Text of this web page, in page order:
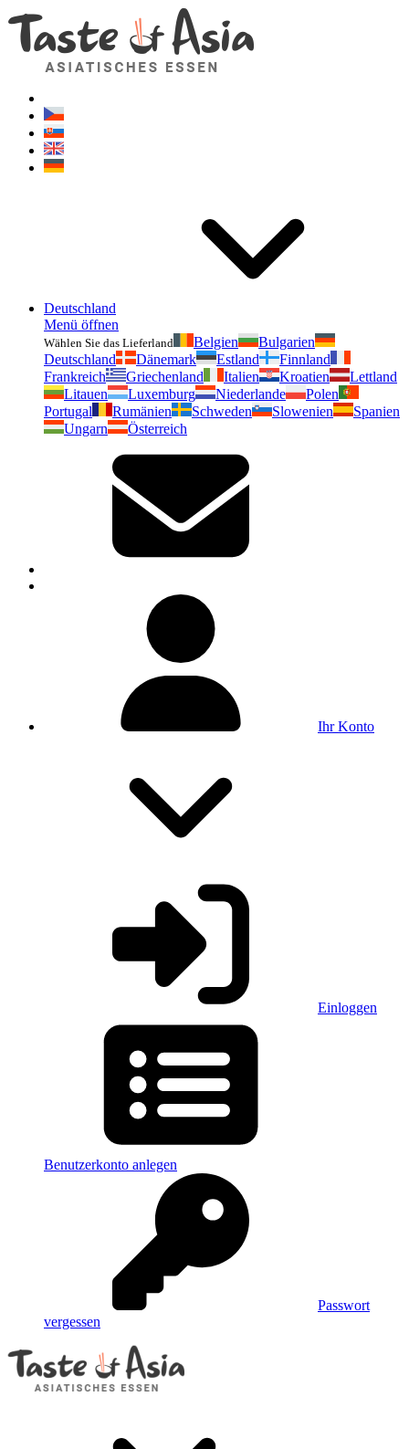
Deutschland
Menü öffnen
Wählen Sie das Lieferland Belgien
Bulgarien
Deutschland
Dänemark Estland
Finnland
Frankreich
Griechenland Italien Kroatien
Lettland
Litauen
Luxemburg Niederlande
Polen
Portugal
Rumänien Schweden Slowenien
Spanien
Ungarn
Österreich
Ihr Konto
Einloggen
Benutzerkonto anlegen
Passwort
vergessen
Geschmackvonasien.de
Zögern Sie nicht zu fragen. Ich bin für Sie da!